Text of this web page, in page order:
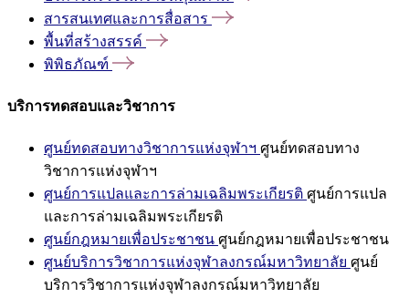
สารสนเทศและการสื่อสาร
พื้นที่สร้างสรรค์
พิพิธภัณฑ์
บริการทดสอบและวิชาการ
ศูนย์ทดสอบทางวิชาการแห่งจุฬาฯ ศูนย์ทดสอบทาง
วิชาการแห่งจุฬาฯ
ศูนย์การแปลและการล่ามเฉลิมพระเกียรติ ศูนย์การแปล
และการล่ามเฉลิมพระเกียรติ
ศูนย์กฎหมายเพื่อประชาชน ศูนย์กฎหมายเพื่อประชาชน
ศูนย์บริการวิชาการแห่งจุฬาลงกรณ์มหาวิทยาลัย ศูนย์
บริการวิชาการแห่งจุฬาลงกรณ์มหาวิทยาลัย